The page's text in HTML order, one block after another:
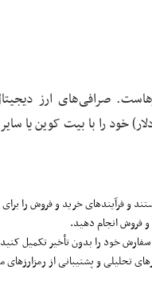
صرافی‌های ارز
خود را با بیت کوین یا
و فرآیندهای خرید و فروش را
فروش انجام دهید.
سفارش خود را بدون تأخیر تکمیل
تحلیلی و پشتیبانی از